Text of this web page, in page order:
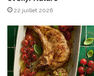
22 juillet 2026